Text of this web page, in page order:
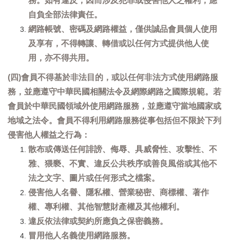
自負全部法律責任。
網路帳號、密碼及網路權益，僅供誠品會員個人使用
及享有，不得轉讓、轉借或以任何方式提供他人使
用，亦不得共用。
(四)會員不得基於非法目的，或以任何非法方式使用網路服
務，並應遵守中華民國相關法令及網際網路之國際規範。若
會員於中華民國領域外使用網路服務，並應遵守當地國家或
地域之法令。會員不得利用網路服務從事包括但不限於下列
侵害他人權益之行為：
散布或傳送任何誹謗、侮辱、具威脅性、攻擊性、不
雅、猥褻、不實、違反公共秩序或善良風俗或其他不
法之文字、圖片或任何形式之檔案。
侵害他人名譽、隱私權、營業秘密、商標權、著作
權、專利權、其他智慧財產權及其他權利。
違反依法律或契約所應負之保密義務。
冒用他人名義使用網路服務。